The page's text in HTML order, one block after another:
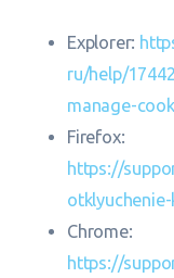
Explorer:
ru/help/
manage-
Firefox:
https://
Chrome:
https://